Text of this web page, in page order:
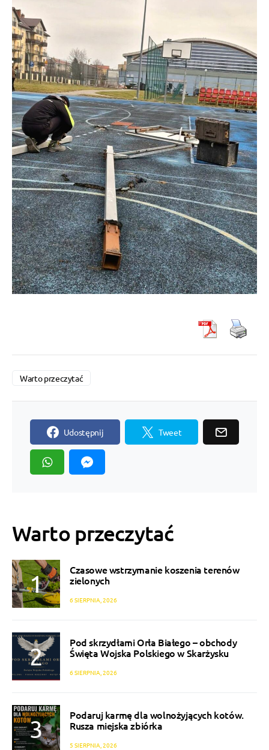
Warto przeczytać
Udostępnij Tweet
Warto przeczytać
Czasowe wstrzymanie koszenia terenów
zielonych
6 SIERPNIA, 2026
Pod skrzydłami Orła Białego – obchody
Święta Wojska Polskiego w Skarżysku
6 SIERPNIA, 2026
Podaruj karmę dla wolnożyjących kotów.
Rusza miejska zbiórka
5 SIERPNIA, 2026